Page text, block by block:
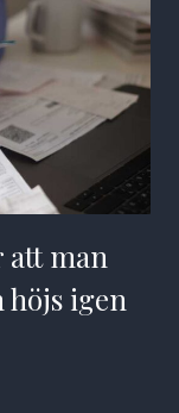
man
igen